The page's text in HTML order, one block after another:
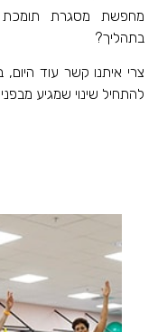
מחפשת מסגרת תומכת
בתהליך?
צרי איתנו קשר עוד היום,
להתחיל שינוי שמגיע